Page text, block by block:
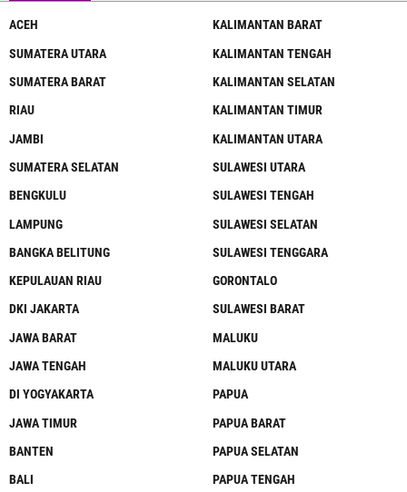
ACEH
SUMATERA UTARA
SUMATERA BARAT
RIAU
JAMBI
SUMATERA SELATAN
BENGKULU
LAMPUNG
BANGKA BELITUNG
KEPULAUAN RIAU
DKI JAKARTA
JAWA BARAT
JAWA TENGAH
DI YOGYAKARTA
JAWA TIMUR
BANTEN
BALI
KALIMANTAN BARAT
KALIMANTAN TENGAH
KALIMANTAN SELATAN
KALIMANTAN TIMUR
KALIMANTAN UTARA
SULAWESI UTARA
SULAWESI TENGAH
SULAWESI SELATAN
SULAWESI TENGGARA
GORONTALO
SULAWESI BARAT
MALUKU
MALUKU UTARA
PAPUA
PAPUA BARAT
PAPUA SELATAN
PAPUA TENGAH